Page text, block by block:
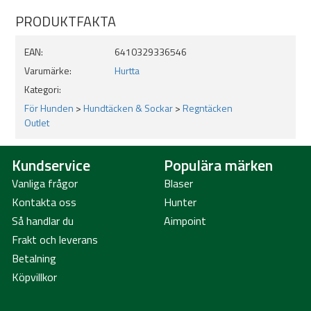
Lossa spänningen på alla elastiska dragskor innan du lägger
Skall ej torktumlas, strykas eller kemtvättas
PRODUKTFAKTA
EAN:
6410329336546
Varumärke:
Hurtta
Kategori:
För Hunden >Hundtäcken & Sockar>Regntäcken
Outlet
Kundservice
Vanliga frågor
Kontakta oss
Så handlar du
Frakt och leverans
Betalning
Köpvillkor
Populära märken
Blaser
Hunter
Aimpoint